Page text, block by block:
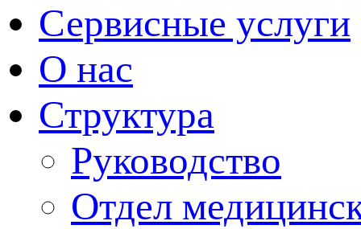
Сервисные услуги
О нас
Структура
Руководство
Отдел